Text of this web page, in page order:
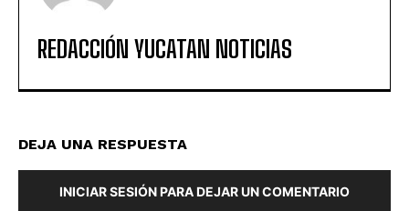
REDACCIÓN YUCATAN NOTICIAS
DEJA UNA RESPUESTA
INICIAR SESIÓN PARA DEJAR UN COMENTARIO